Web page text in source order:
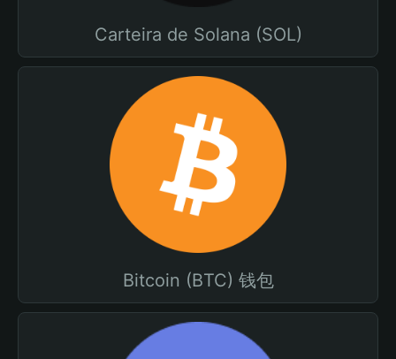
Carteira de Solana (SOL)
Bitcoin (BTC) 钱包